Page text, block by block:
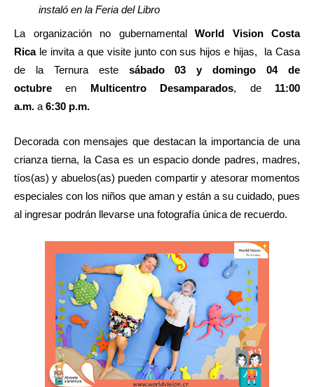
instaló en la Feria del Libro
La organización no gubernamental World Vision Costa
Ricale invita a que visite junto con sus hijos e hijas, la Casa
de la Ternura este sábado 03 y domingo 04 de
octubre en Multicentro Desamparados, de11:00
a.m. a 6:30 p.m.
Decorada con mensajes que destacan la importancia de una
crianza tierna, la Casa es un espacio donde padres, madres,
tíos(as) y abuelos(as) pueden compartir y atesorar momentos
especiales con los niños que aman y están a su cuidado, pues
al ingresar podrán llevarse una fotografía única de recuerdo.